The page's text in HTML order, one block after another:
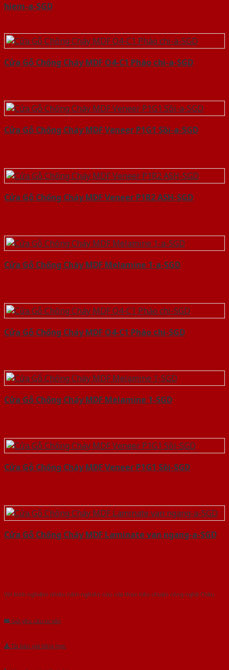
hiem-a-SGD
Cửa Gỗ Chống Cháy MDF O4-C1 Phào chi-a-SGD
Cửa Gỗ Chống Cháy MDF Veneer P1G1 Sồi-a-SGD
Cửa Gỗ Chống Cháy MDF Veneer P1R2 ASH-SGD
Cửa Gỗ Chống Cháy MDF Melamine 1-a-SGD
Cửa Gỗ Chống Cháy MDF O4-C1 Phào chi-SGD
Cửa Gỗ Chống Cháy MDF Melamine 1-SGD
Cửa Gỗ Chống Cháy MDF Veneer P1G1 Sồi-SGD
Cửa Gỗ Chống Cháy MDF Laminate van ngang-a-SGD
Với kinh nghiệm nhiêu năm nghiên cứu cửa theo tiêu chuẩn công nghệ Châu
Gửi yêu cầu tư vấn
Tải báo giá tổng hợp